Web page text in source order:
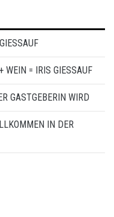
WEIN = IRIS GIESSAUF
GASTGEBERIN WIRD
IN DER